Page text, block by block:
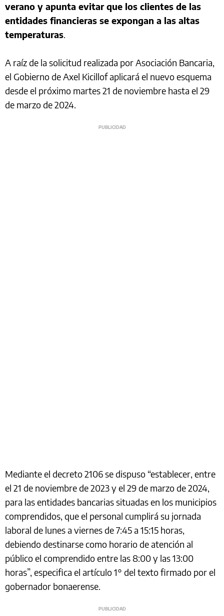
verano y apunta evitar que los clientes de las
entidades financieras se expongan a las altas
temperaturas.
A raíz de la solicitud realizada por Asociación Bancaria,
el Gobierno de Axel Kicillof aplicará el nuevo esquema
desde el próximo martes 21 de noviembre hasta el 29
de marzo de 2024.
Mediante el decreto 2106 se dispuso “establecer, entre
el 21 de noviembre de 2023 y el 29 de marzo de 2024,
para las entidades bancarias situadas en los municipios
comprendidos, que el personal cumplirá su jornada
laboral de lunes a viernes de 7:45 a 15:15 horas,
debiendo destinarse como horario de atención al
público el comprendido entre las 8:00 y las 13:00
horas”, especifica el artículo 1° del texto firmado por el
gobernador bonaerense.